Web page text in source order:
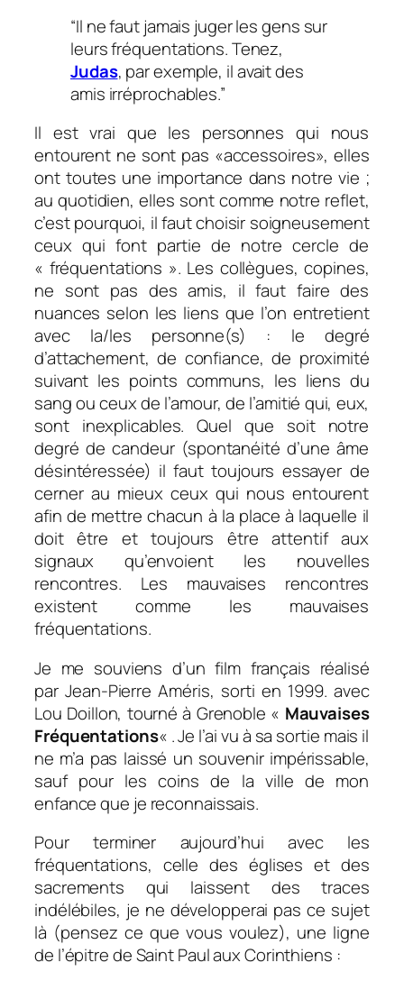
“Il ne faut jamais juger les gens sur
leurs fréquentations. Tenez,
Judas, par exemple, il avait des
amis irréprochables.”
Il est vrai que les personnes qui nous
entourent ne sont pas «accessoires», elles
ont toutes une importance dans notre vie ;
au quotidien, elles sont comme notre reflet,
c’est pourquoi, il faut choisir soigneusement
ceux qui font partie de notre cercle de
« fréquentations ». Les collègues, copines,
ne sont pas des amis, il faut faire des
nuances selon les liens que l’on entretient
avec la/les personne(s) : le degré
d’attachement, de confiance, de proximité
suivant les points communs, les liens du
sang ou ceux de l’amour, de l’amitié qui, eux,
sont inexplicables. Quel que soit notre
degré de candeur (spontanéité d’une âme
désintéressée) il faut toujours essayer de
cerner au mieux ceux qui nous entourent
afin de mettre chacun à la place à laquelle il
doit être et toujours être attentif aux
signaux qu’envoient les nouvelles
rencontres. Les mauvaises rencontres
existent comme les mauvaises
fréquentations.
Je me souviens d’un film français réalisé
par Jean-Pierre Améris, sorti en 1999. avec
Lou Doillon, tourné à Grenoble « Mauvaises
Fréquentations« . Je l’ai vu à sa sortie mais il
ne m’a pas laissé un souvenir impérissable,
sauf pour les coins de la ville de mon
enfance que je reconnaissais.
Pour terminer aujourd’hui avec les
fréquentations, celle des églises et des
sacrements qui laissent des traces
indélébiles, je ne développerai pas ce sujet
là (pensez ce que vous voulez), une ligne
de l’épitre de Saint Paul aux Corinthiens :